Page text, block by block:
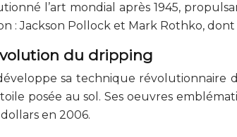
l’art mondial après 1945,
: Jackson Pollock et Mark Rothko,
du dripping
sa technique révolutionnaire
posée au sol. Ses oeuvres
en 2006.